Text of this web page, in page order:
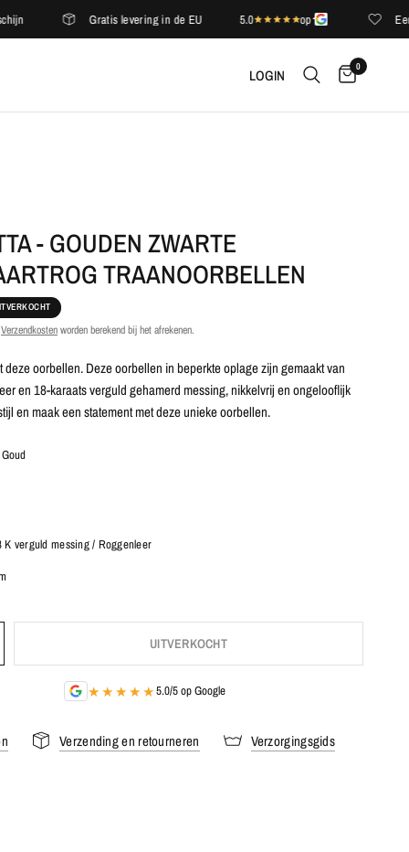
Gratis levering in de EU op Een
LOGIN 0
- GOUDEN ZWARTE
TRAANOORBELLEN
Verzendkostenworden berekend bij het afrekenen.
deze oorbellen. Deze oorbellen in beperkte oplage zijn gemaakt van
en 18-karaats verguld gehamerd messing, nikkelvrij en ongelooflijk
en maak een statement met deze unieke oorbellen.
K verguld messing / Roggenleer
UITVERKOCHT
★★★★★5.0/5 op Google
Verzending en retourneren Verzorgingsgids